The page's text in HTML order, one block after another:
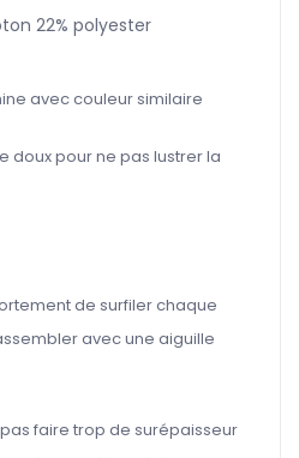
22% polyester
avec couleur similaire
doux pour ne pas lustrer la
de surfiler chaque
avec une aiguille
faire trop de surépaisseur